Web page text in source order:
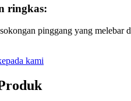
ringkas:
pinggang yang melebar
kami